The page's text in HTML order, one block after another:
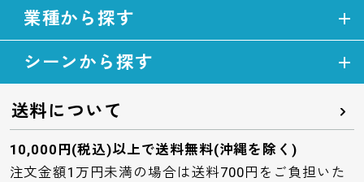
業種から探す
シーンから探す
送料について
10,000円(税込)以上で送料無料(沖縄を除く)
注文金額1万円未満の場合は送料700円をご負担いた